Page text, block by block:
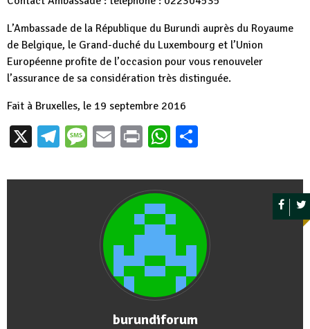
L’Ambassade de la République du Burundi auprès du Royaume
de Belgique, le Grand-duché du Luxembourg et l’Union
Européenne profite de l’occasion pour vous renouveler
l’assurance de sa considération très distinguée.
Fait à Bruxelles, le 19 septembre 2016
X Telegram
Message
EmailPrintWhatsApp
burundiforum